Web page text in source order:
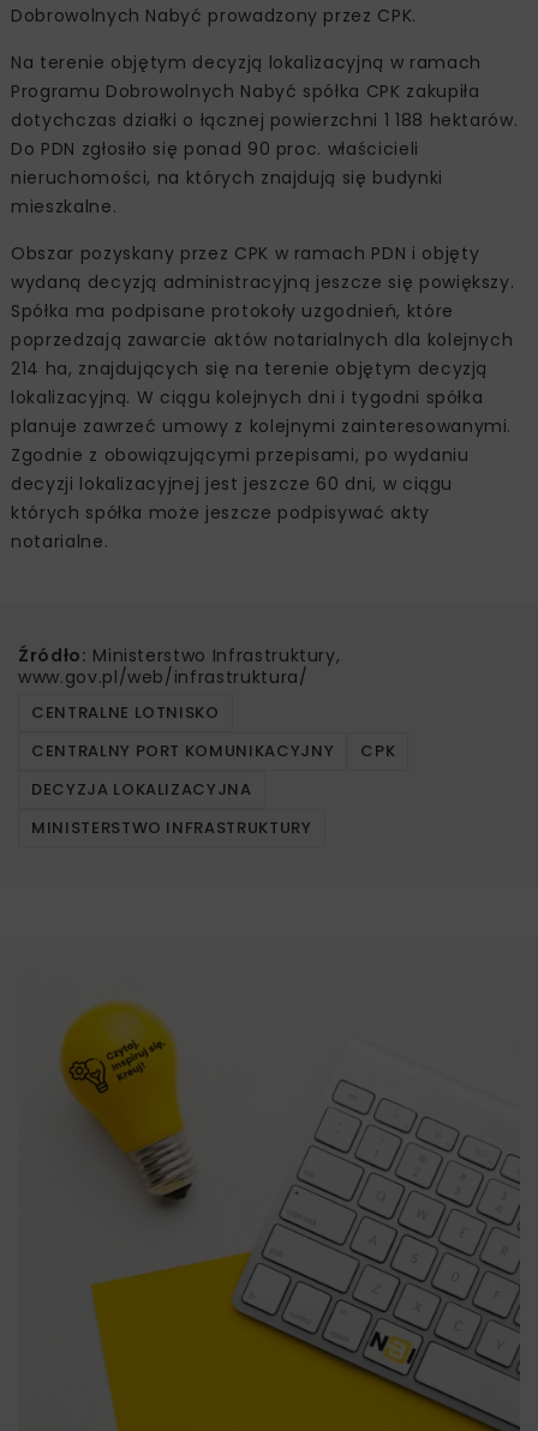
Dobrowolnych Nabyć prowadzony przez CPK.
Na terenie objętym decyzją lokalizacyjną w ramach
Programu Dobrowolnych Nabyć spółka CPK zakupiła
dotychczas działki o łącznej powierzchni 1 188 hektarów.
Do PDN zgłosiło się ponad 90 proc. właścicieli
nieruchomości, na których znajdują się budynki
mieszkalne.
Obszar pozyskany przez CPK w ramach PDN i objęty
wydaną decyzją administracyjną jeszcze się powiększy.
Spółka ma podpisane protokoły uzgodnień, które
poprzedzają zawarcie aktów notarialnych dla kolejnych
214 ha, znajdujących się na terenie objętym decyzją
lokalizacyjną. W ciągu kolejnych dni i tygodni spółka
planuje zawrzeć umowy z kolejnymi zainteresowanymi.
Zgodnie z obowiązującymi przepisami, po wydaniu
decyzji lokalizacyjnej jest jeszcze 60 dni, w ciągu
których spółka może jeszcze podpisywać akty
notarialne.
Źródło: Ministerstwo Infrastruktury,
www.gov.pl/web/infrastruktura/
CENTRALNE LOTNISKO
CENTRALNY PORT KOMUNIKACYJNY
CPK
DECYZJA LOKALIZACYJNA
MINISTERSTWO INFRASTRUKTURY